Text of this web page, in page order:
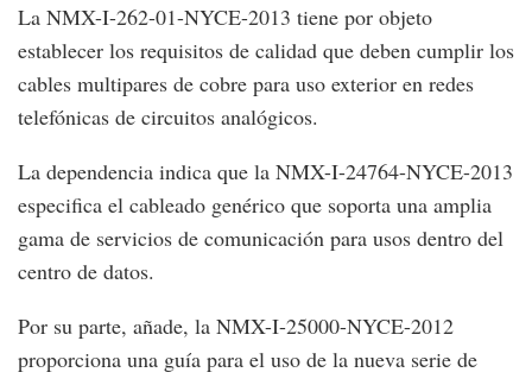
La NMX-I-262-01-NYCE-2013 tiene por objeto
establecer los requisitos de calidad que deben cumplir los
cables multipares de cobre para uso exterior en redes
telefónicas de circuitos analógicos.
La dependencia indica que la NMX-I-24764-NYCE-2013
especifica el cableado genérico que soporta una amplia
gama de servicios de comunicación para usos dentro del
centro de datos.
Por su parte, añade, la NMX-I-25000-NYCE-2012
proporciona una guía para el uso de la nueva serie de